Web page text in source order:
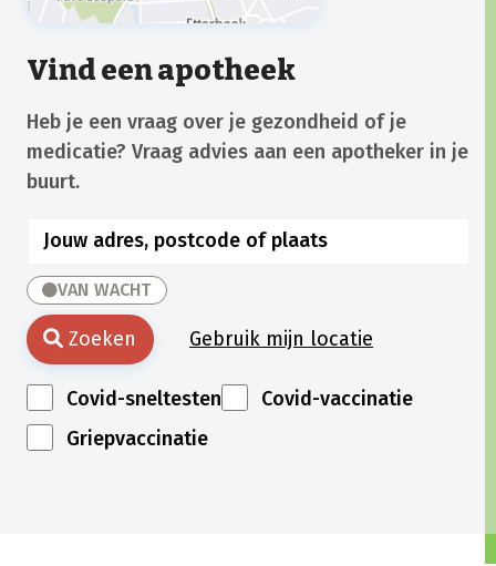
Vind een apotheek
Heb je een vraag over je gezondheid of je
medicatie? Vraag advies aan een apotheker in je
buurt.
VAN WACHT
Zoeken Gebruik mijn locatie
Covid-sneltesten
Covid-vaccinatie
Griepvaccinatie